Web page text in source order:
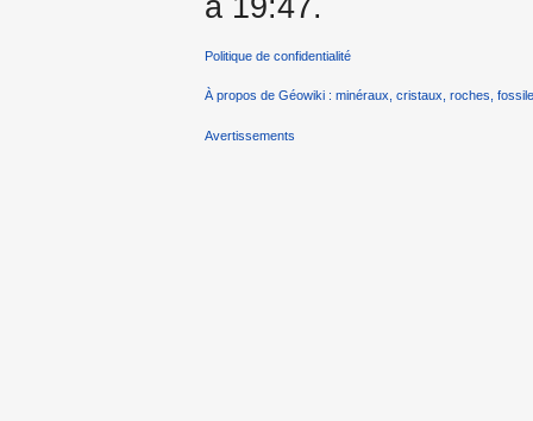
Politique de confidentialité
À propos de Géowiki : minéraux, cristaux, roches,
Avertissements